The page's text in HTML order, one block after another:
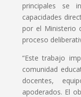
principales se
capacidades
por el Ministerio
proceso
“Este trabajo
comunidad
docentes,
apoderados. El